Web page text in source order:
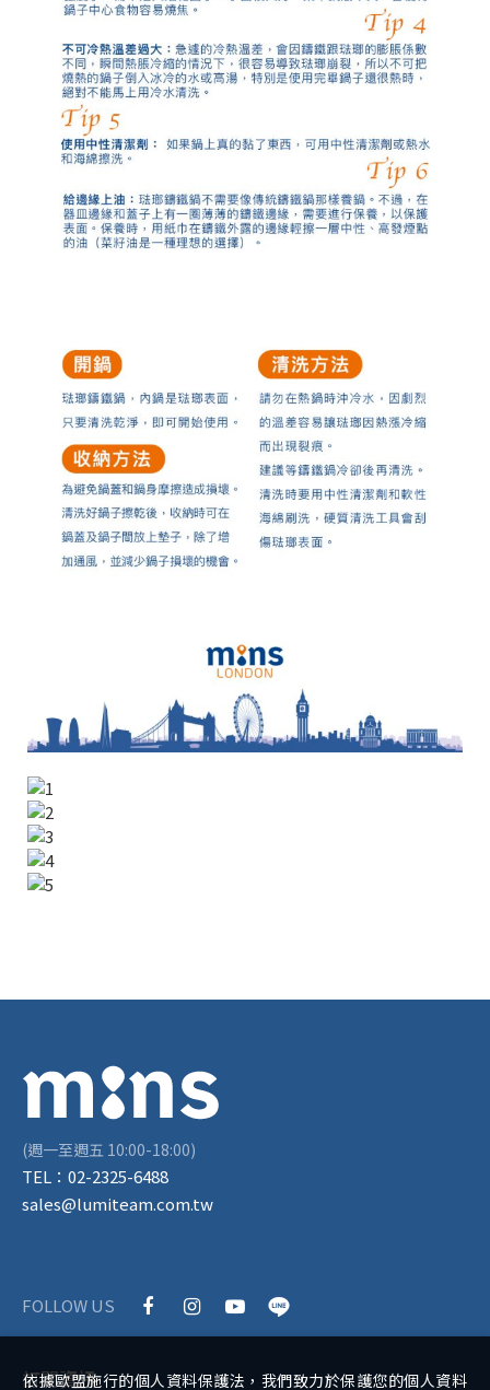
訂閱資訊
(週一至週五 10:00-18:00)
TEL： 02-2325-6488
sales@lumiteam.com.tw
FOLLOW US
依據歐盟施行的個人資料保護法，我們致力於保護您的個人資料